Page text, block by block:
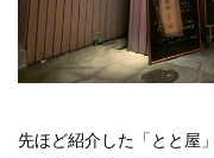
先ほど紹介した「とと屋